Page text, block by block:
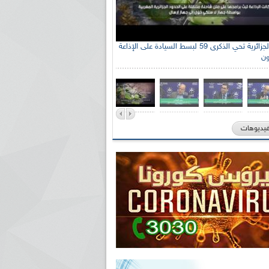
الإذاعة الجزائرية تحي الذكرى 59 لبسط السيادة على الإذاعة